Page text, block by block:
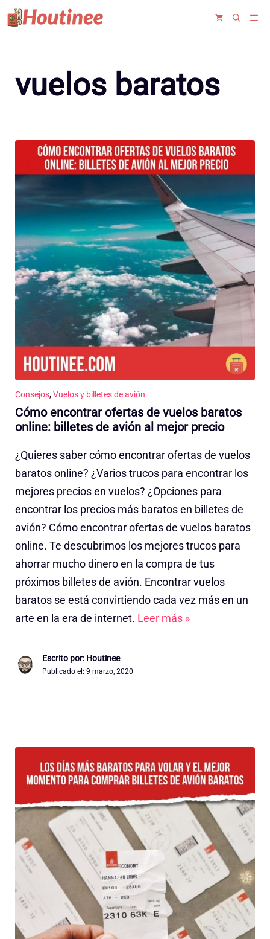
Saltar
al
vuelos baratos
Consejos,Vuelos y billetes de avión
Cómo encontrar ofertas de vuelos baratos
online: billetes de avión al mejor precio
¿Quieres saber cómo encontrar ofertas de vuelos
baratos online? ¿Varios trucos para encontrar los
mejores precios en vuelos? ¿Opciones para
encontrar los precios más baratos en billetes de
avión? Cómo encontrar ofertas de vuelos baratos
online. Te descubrimos los mejores trucos para
ahorrar mucho dinero en la compra de tus
próximos billetes de avión. Encontrar vuelos
baratos se está convirtiendo cada vez más en un
arte en la era de internet. Leer más »
Escrito por: Houtinee
Publicado el: 9 marzo, 2020